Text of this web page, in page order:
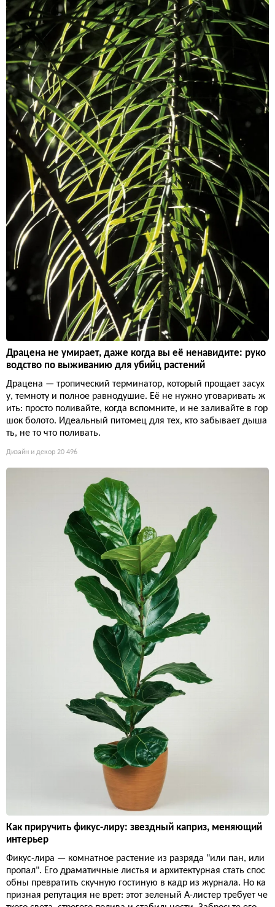
Драцена не умирает, даже когда вы её ненавидите: руко
водство по выживанию для убийц растений
Драцена — тропический терминатор, который прощает засух
у, темноту и полное равнодушие. Её не нужно уговаривать ж
ить: просто поливайте, когда вспомните, и не заливайте в гор
шок болото. Идеальный питомец для тех, кто забывает дыша
ть, не то что поливать.
Дизайн и декор 20 496
Как приручить фикус-лиру: звездный каприз, меняющий
интерьер
Фикус-лира — комнатное растение из разряда "или пан, или
пропал". Его драматичные листья и архитектурная стать спос
обны превратить скучную гостиную в кадр из журнала. Но ка
призная репутация не врет: этот зеленый А-листер требует че